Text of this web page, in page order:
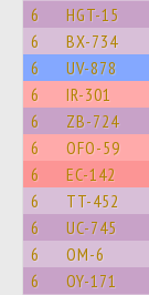
6 HGT-15
6 BX-734
6 UV-878
6 IR-301
6 ZB-724
6 OFO-59
6 EC-142
6 TT-452
6 UC-745
6 OM-6
6 OY-171